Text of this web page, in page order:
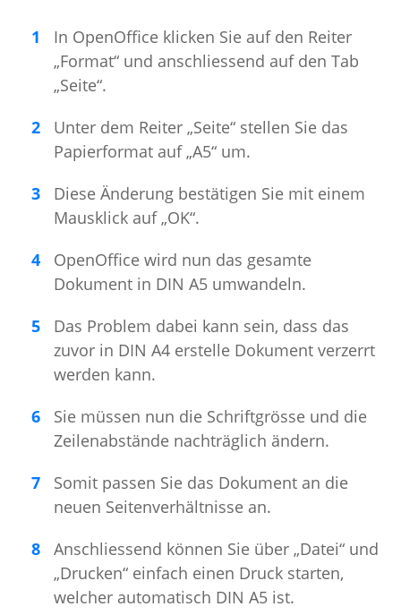
In OpenOffice klicken Sie auf den Reiter
„Format“ und anschliessend auf den Tab
„Seite“.
Unter dem Reiter „Seite“ stellen Sie das
Papierformat auf „A5“ um.
Diese Änderung bestätigen Sie mit einem
Mausklick auf „OK“.
OpenOffice wird nun das gesamte
Dokument in DIN A5 umwandeln.
Das Problem dabei kann sein, dass das
zuvor in DIN A4 erstelle Dokument verzerrt
werden kann.
Sie müssen nun die Schriftgrösse und die
Zeilenabstände nachträglich ändern.
Somit passen Sie das Dokument an die
neuen Seitenverhältnisse an.
Anschliessend können Sie über „Datei“ und
„Drucken“ einfach einen Druck starten,
welcher automatisch DIN A5 ist.